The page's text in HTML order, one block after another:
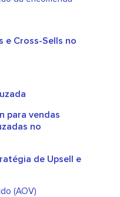
e Cross-Sells no
para vendas
no
de Upsell e
(AOV)